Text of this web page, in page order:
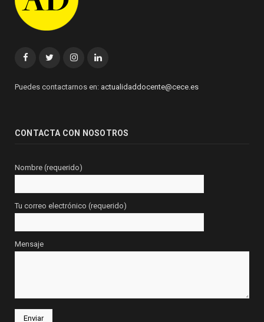
FacebookTwitterInstagramLinkedin
Puedes contactarnos en: actualidaddocente@cece.es
CONTACTA CON NOSOTROS
Nombre (requerido)
Tu correo electrónico (requerido)
Mensaje